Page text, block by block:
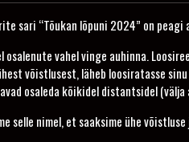
sari “Tõukan lõpuni 2024” on
vahel vinge auhinna.
võistlusest, läheb loosiratasse
osaleda kõikidel distantsidel
selle nimel, et saaksime ühe võistluse